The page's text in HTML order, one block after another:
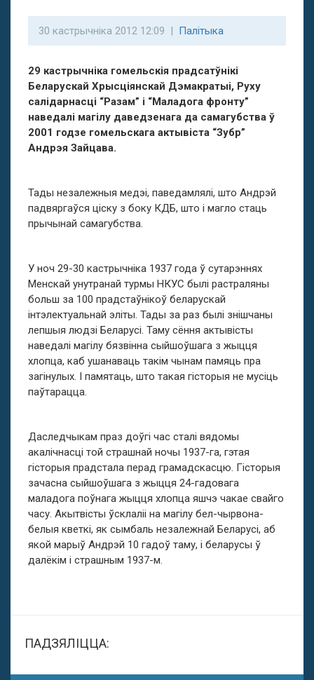
30 кастрычніка 2012 12:09 | Палітыка
29 кастрычніка гомельскія прадсатўнікі
Беларускай Хрысціянскай Дэмакратыі, Руху
салідарнасці “Разам” і “Маладога фронту”
наведалі магілу даведзенага да самагубства ў
2001 годзе гомельскага актывіста “Зубр”
Андрэя Зайцава.
Тады незалежныя медэі, паведамлялі, што Андрэй
падвяргаўся ціску з боку КДБ, што і магло стаць
прычынай самагубства.
У ноч 29-30 кастрычнiка 1937 года ў сутарэннях
Менскай унутранай турмы НКУС былі растраляны
больш за 100 прадстаўнікоў беларускай
інтэлектуальнай эліты. Тады за раз былі знішчаны
лепшыя людзі Беларусі. Таму сёння актывісты
наведалі магілу бязвінна сыйшоўшага з жыцця
хлопца, каб ушанаваць такім чынам памяць пра
загінулых. І памятаць, што такая гісторыя не мусіць
паўтарацца.
Даследчыкам праз доўгі час сталі вядомы
акалічнасці той страшнай ночы 1937-га, гэтая
гісторыя прадстала перад грамадскасцю. Гісторыя
зачасна сыйшоўшага з жыцця 24-гадовага
маладога поўнага жыцця хлопца яшчэ чакае свайго
часу. Акытвісты ўсклаліі на магілу бел-чырвона-
белыя кветкі, як сымбаль незалежнай Беларусі, аб
якой марыў Андрэй 10 гадоў таму, і беларусы ў
далёкім і страшным 1937-м.
ПАДЗЯЛІЦЦА: